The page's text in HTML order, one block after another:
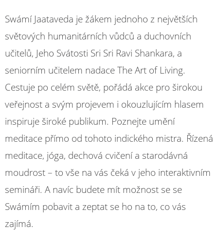
Swámí Jaataveda je žákem jednoho z největších
světových humanitárních vůdců a duchovních
učitelů, Jeho Svátosti Sri Sri Ravi Shankara, a
seniorním učitelem nadace The Art of Living.
Cestuje po celém světě, pořádá akce pro širokou
veřejnost a svým projevem i okouzlujícím hlasem
inspiruje široké publikum. Poznejte umění
meditace přímo od tohoto indického mistra. Řízená
meditace, jóga, dechová cvičení a starodávná
moudrost – to vše na vás čeká v jeho interaktivním
semináři. A navíc budete mít možnost se se
Swámím pobavit a zeptat se ho na to, co vás
zajímá.